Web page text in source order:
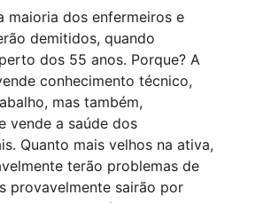
maioria dos enfermeiros e
demitidos, quando
dos 55 anos. Porque? A
conhecimento técnico,
mas também,
vende a saúde dos
Quanto mais velhos na ativa,
terão problemas de
provavelmente sairão por